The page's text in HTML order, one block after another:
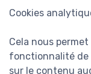
Cookies
Cela nous
fonctionnalité de
sur le contenu